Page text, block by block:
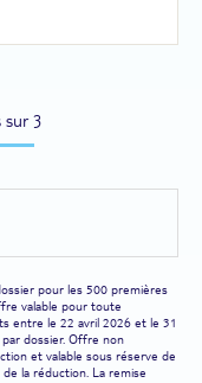
sur 3
pour les 500 premières
valable pour toute
entre le 22 avril 2026 et le 31
dossier. Offre non
et valable sous réserve de
la réduction. La remise